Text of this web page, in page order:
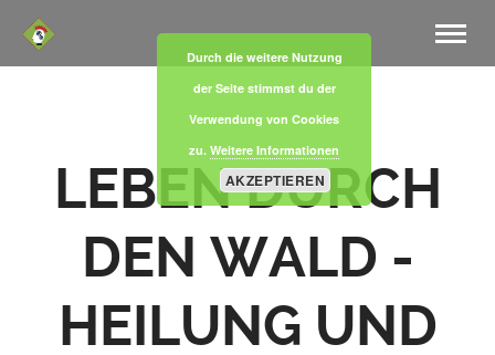
LEBEN DURCH
DEN WALD -
HEILUNG UND
Durch die weitere Nutzung
der Seite stimmst du der
Verwendung von Cookies
zu. Weitere Informationen
AKZEPTIEREN